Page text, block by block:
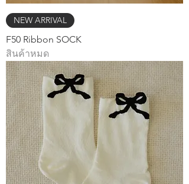
NEW ARRIVAL
F50 Ribbon SOCK
สินค้าหมด